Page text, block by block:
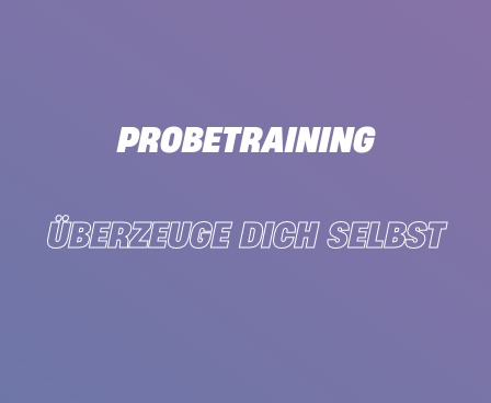
PROBETRAINING
ÜBERZEUGE DICH SELBST